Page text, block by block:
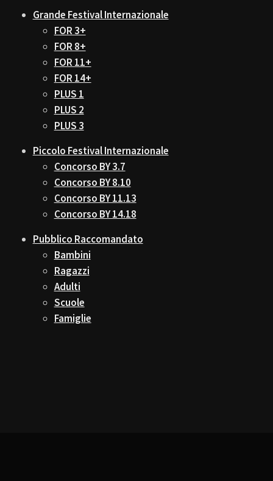
Grande Festival Internazionale
FOR 3+
FOR 8+
FOR 11+
FOR 14+
PLUS 1
PLUS 2
PLUS 3
Piccolo Festival Internazionale
Concorso BY 3.7
Concorso BY 8.10
Concorso BY 11.13
Concorso BY 14.18
Pubblico Raccomandato
Bambini
Ragazzi
Adulti
Scuole
Famiglie